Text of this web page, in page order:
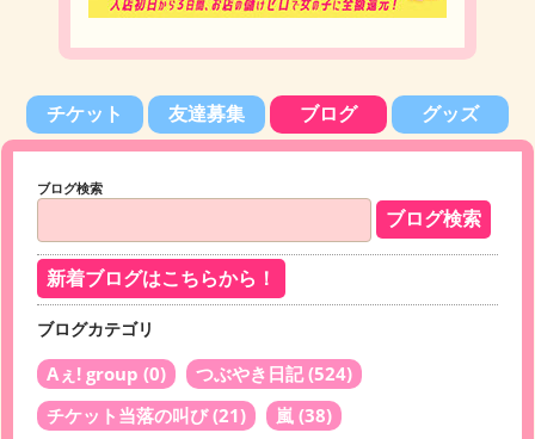
チケット 友達募集 ブログ グッズ
ブログ検索
新着ブログはこちらから！
ブログカテゴリ
Aぇ! group (0) つぶやき日記(524)
チケット当落の叫び(21) 嵐 (38)